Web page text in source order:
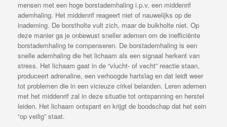
mensen met een hoge borstademhaling i.p.v. een middenrif
ademhaling. Het middenrif reageert niet of nauwelijks op de
inademing. De borstholte vult zich, maar de buikholte niet. Op
deze manier ga je onbewust sneller ademen om de inefficiënte
borstademhaling te compenseren. De borstademhaling is een
snelle ademhaling die het lichaam als een signaal herkent van
stress. Het lichaam gaat in de “vlucht- of vecht” reactie staan,
produceert adrenaline, een verhoogde hartslag en dat leidt weer
tot problemen die in een vicieuze cirkel belanden. Leren ademen
met het middenrif zal in deze situatie tot ontspanning en herstel
leiden. Het lichaam ontspant en krijgt de boodschap dat het sein
“op veilig” staat.